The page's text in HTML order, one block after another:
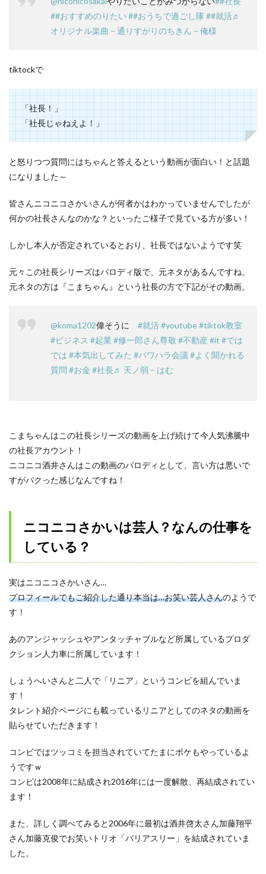
##おすすめのりたい ##おうちで過ごし隊##就活♬
オリジナル楽曲 – 通りすがりのちきん – 俺様
tiktockで
「社長！」
「社長じゃねえよ！」
と怒りつつ質問にはちゃんと答えるという動画が面白い！と話題
になりました～
皆さんニコニコさかいさんが何者かはわかっていませんでしたが
何かの社長さんなのかな？といったご様子で見ている方が多い！
しかし本人が否定されているとおり、社長ではないようです笑
元々この社長シリーズはパロディ版で、元ネタがあるんですね。
元ネタの方は『こまちゃん』という社長の方で下記がその動画。
@koma1202偉そうに #就活#youtube#tiktok教室
#ビジネス #起業 #修一郎さん尊敬 #不動産#it #では
では #本気出してみた #パワハラ会議 #よく聞かれる
質問 #お金 #社長♬ 天ノ弱 – はむ
こまちゃんはこの社長シリーズの動画を上げ続けて今人気沸騰中
の社長アカウント！
ニコニコ酒井さんはこの動画のパロディとして、言い方は悪いで
すがパクった感じなんですね！
ニコニコさかいは芸人？なんの仕事を
している？
実はニコニコさかいさん…
プロフィールでもご紹介した通り本当は…お笑い芸人さんのようで
す！
あのアンジャッシュやアンタッチャブルなど所属しているプロダ
クション人力車に所属しています！
しょうへいさんと二人で「リニア」というコンビを組んでいま
す！
タレント紹介ページにも載っているリニアとしてのネタの動画を
貼らせていただきます！
コンビではツッコミを担当されていてたまにボケもやっているよ
うですｗ
コンビは2008年に結成され2016年には一度解散、再結成されてい
ます！
また、詳しく調べてみると2006年に最初は酒井啓太さん加藤翔平
さん加藤克俊でお笑いトリオ「バリアスリー」を結成されていま
した。